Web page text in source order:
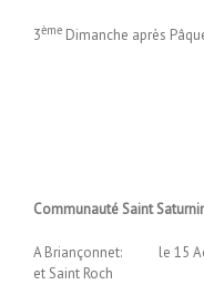
3ème Dimanche après
Communauté Saint
A Briançonnet: le 15
et Saint Roch